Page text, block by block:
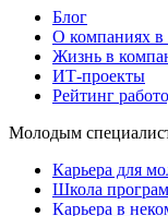
Блог
О компаниях в
Жизнь в
ИТ-проекты
Рейтинг
Молодым
Карьера для
Школа
Карьера в